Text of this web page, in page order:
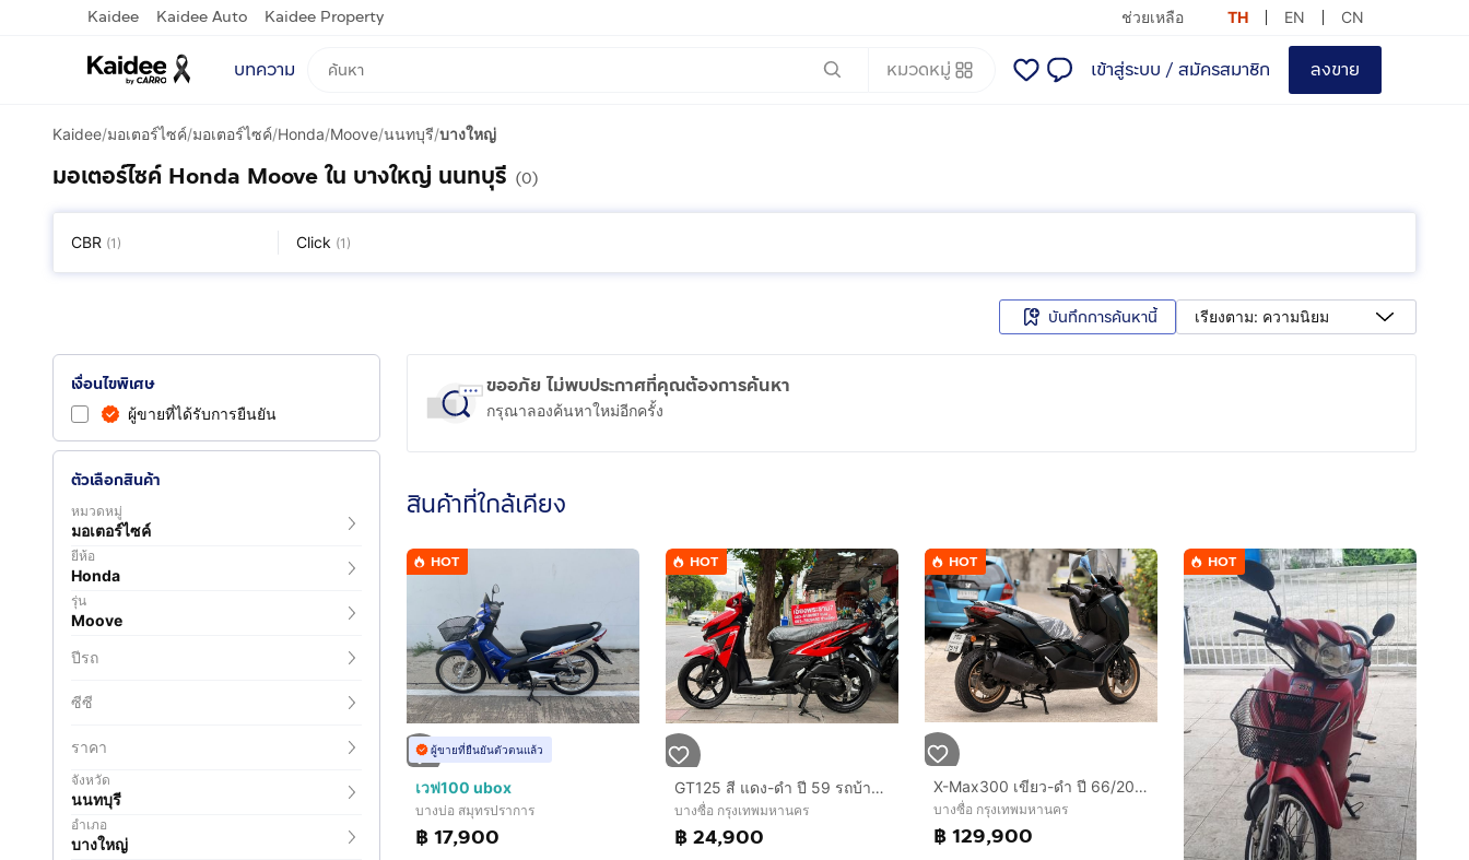
Kaidee Kaidee Auto Kaidee Property ช่วยเหลือ TH EN CN
บทความ หมวดหมู่ เข้าสู่ระบบ / สมัครสมาชิก ลงขาย
Kaidee/มอเตอร์ไซค์/มอเตอร์ไซค์/Honda/Moove/นนทบุรี/บางใหญ่
มอเตอร์ไซค์ Honda Moove ใน บางใหญ่ นนทบุรี (0)
CBR (1 ) Click (1 )
บันทึกการค้นหานี้ เรียงตาม: ความนิยม
เงื่อนไขพิเศษ
ผู้ขายที่ได้รับการยืนยัน
ตัวเลือกสินค้า
หมวดหมู่
มอเตอร์ไซค์
ยี่ห้อ
Honda
รุ่น
Moove
ปีรถ
ซีซี
ราคา
จังหวัด
นนทบุรี
อำเภอ
บางใหญ่
ขออภัย ไม่พบประกาศที่คุณต้องการค้นหา
กรุณาลองค้นหาใหม่อีกครั้ง
สินค้าที่ใกล้เคียง
HOT
ผู้ขายที่ยืนยันตัวตนแล้ว
เวฟ100 ubox
บางบ่อ สมุทรปราการ
฿ 17,900
HOT
GT125 สี แดง-ดำ ปี 59 รถบ้านมือเดียวซื้อสด￼
บางซื่อ กรุงเทพมหานคร
฿ 24,900
HOT
X-Max300 เขียว-ดำ ปี 66/2023
บางซื่อ กรุงเทพมหานคร
฿ 129,900
HOT